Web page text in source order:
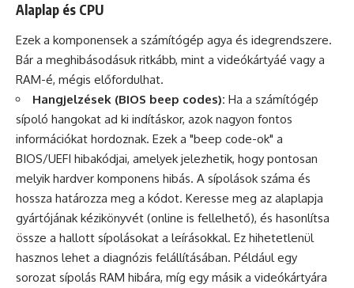
Alaplap és CPU
Ezek a komponensek a számítógép agya és idegrendszere.
Bár a meghibásodásuk ritkább, mint a videókártyáé vagy a
RAM-é, mégis előfordulhat.
Hangjelzések (BIOS beep codes): Ha a számítógép
sípoló hangokat ad ki indításkor, azok nagyon fontos
információkat hordoznak. Ezek a "beep code-ok" a
BIOS/UEFI hibakódjai, amelyek jelezhetik, hogy pontosan
melyik hardver komponens hibás. A sípolások száma és
hossza határozza meg a kódot. Keresse meg az alaplapja
gyártójának kézikönyvét (online is fellelhető), és hasonlítsa
össze a hallott sípolásokat a leírásokkal. Ez hihetetlenül
hasznos lehet a diagnózis felállításában. Például egy
sorozat sípolás RAM hibára, míg egy másik a videókártyára